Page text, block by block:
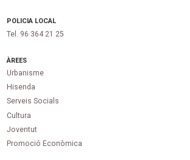
POLICIA LOCAL
Tel. 96 364 21 25
ÀREES
Urbanisme
Hisenda
Serveis Socials
Cultura
Joventut
Promoció Econòmica